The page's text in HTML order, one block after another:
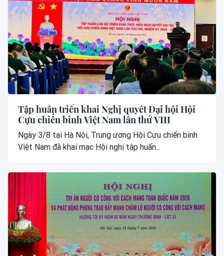
Tập huấn triển khai Nghị quyết Đại hội Hội
Cựu chiến binh Việt Nam lần thứ VIII
Ngày 3/8 tại Hà Nội, Trung ương Hội Cựu chiến binh
Việt Nam đã khai mạc Hội nghị tập huấn...